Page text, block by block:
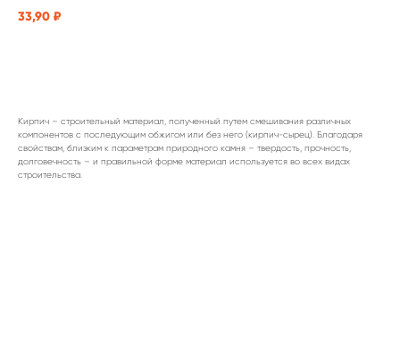
33,90 ₽
Кирпич – строительный материал, полученный путем смешивания различных
компонентов с последующим обжигом или без него (кирпич-сырец). Благодаря
свойствам, близким к параметрам природного камня – твердость, прочность,
долговечность – и правильной форме материал используется во всех видах
строительства.